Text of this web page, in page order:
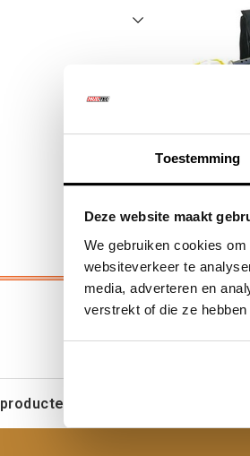
Toestemming
Deze website maakt
We gebruiken cookies
websiteverkeer te
media, adverteren en
verstrekt of die ze
1500
160
voor een eerlijke prijs